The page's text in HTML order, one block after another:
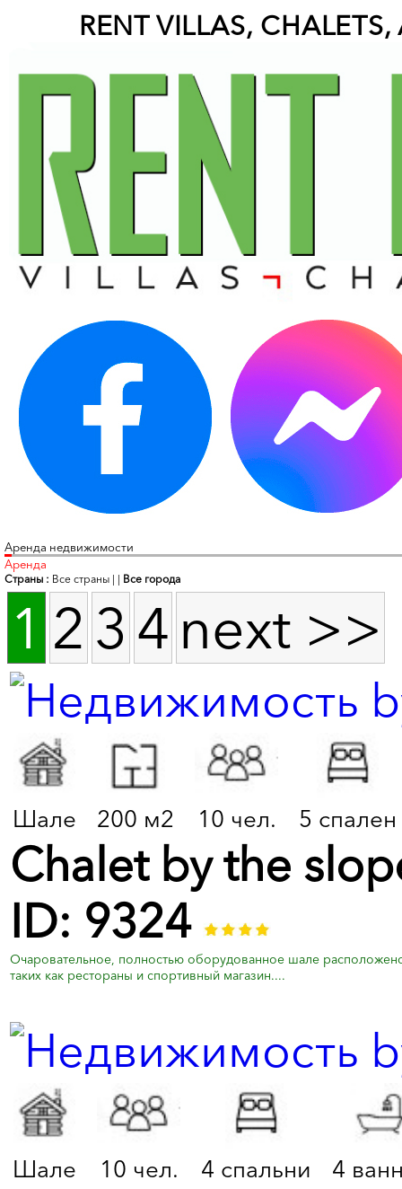
RENT VILLAS,
Аренда недвижимости
Аренда
Страны : Все страны | | Все города
1 2 3 4 next >>
Шале 200 м2 10 чел. 5 спален
Chalet by the
ID: 9324
Очаровательное, полностью оборудованное шале
таких как рестораны и спортивный магазин....
Шале 10 чел. 4 спальни 4